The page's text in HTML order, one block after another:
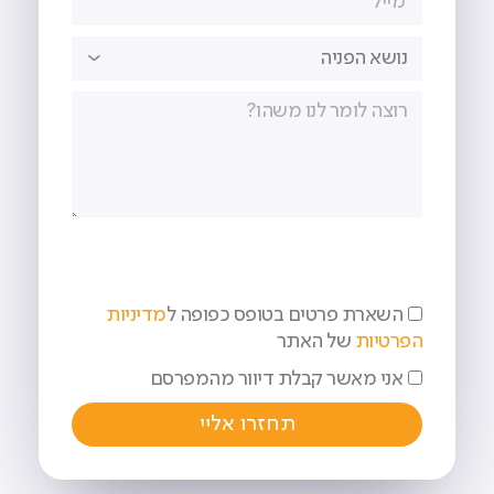
השארת פרטים בטופס כפופה למדיניות
הפרטיות של האתר
אני מאשר קבלת דיוור מהמפרסם
תחזרו אליי